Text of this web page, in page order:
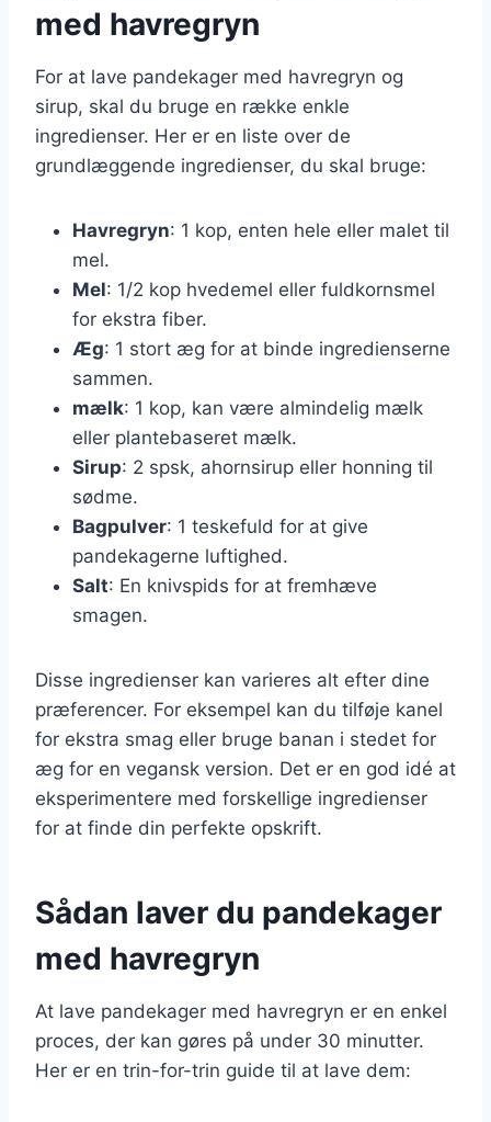
med havregryn
For at lave pandekager med havregryn og
sirup, skal du bruge en række enkle
ingredienser. Her er en liste over de
grundlæggende ingredienser, du skal bruge:
Havregryn: 1 kop, enten hele eller malet til
mel.
Mel: 1/2 kop hvedemel eller fuldkornsmel
for ekstra fiber.
Æg: 1 stort æg for at binde ingredienserne
sammen.
mælk: 1 kop, kan være almindelig mælk
eller plantebaseret mælk.
Sirup: 2 spsk, ahornsirup eller honning til
sødme.
Bagpulver: 1 teskefuld for at give
pandekagerne luftighed.
Salt: En knivspids for at fremhæve
smagen.
Disse ingredienser kan varieres alt efter dine
præferencer. For eksempel kan du tilføje kanel
for ekstra smag eller bruge banan i stedet for
æg for en vegansk version. Det er en god idé at
eksperimentere med forskellige ingredienser
for at finde din perfekte opskrift.
Sådan laver du pandekager
med havregryn
At lave pandekager med havregryn er en enkel
proces, der kan gøres på under 30 minutter.
Her er en trin-for-trin guide til at lave dem: